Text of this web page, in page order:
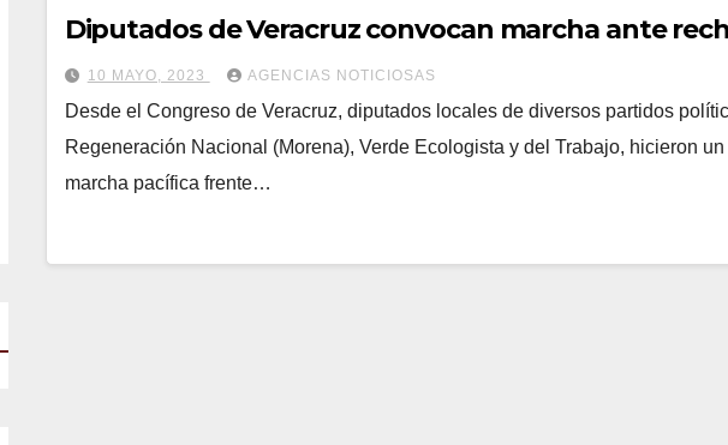
Diputados de Veracruz convocan marcha ante
10 MAYO, 2023 AGENCIAS NOTICIOSAS
Desde el Congreso de Veracruz, diputados locales de diversos partidos
Regeneración Nacional (Morena), Verde Ecologista y del Trabajo, hicieron
marcha pacífica frente…